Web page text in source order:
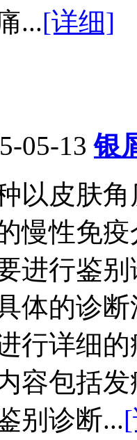
...[详细]
05-13 银
以皮肤
慢性免
进行鉴
体的诊
行详细
容包括
别诊断...